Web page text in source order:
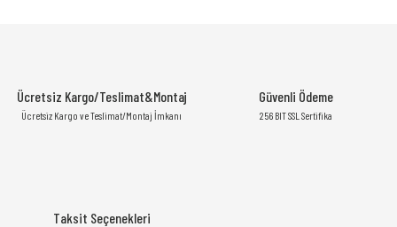
Ücretsiz Kargo/Teslimat&Montaj
Ücretsiz Kargo ve Teslimat/Montaj İmkanı
Güvenli Ödeme
256 BIT SSL Sertifika
Taksit Seçenekleri